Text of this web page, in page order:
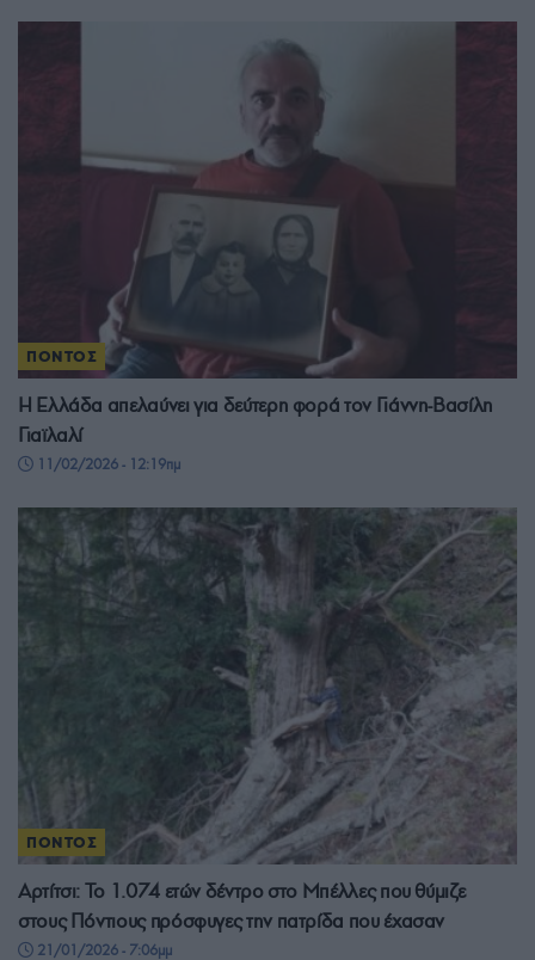
ΠΟΝΤΟΣ
Η Ελλάδα απελαύνει για δεύτερη φορά τον Γιάννη-Βασίλη
Γιαϊλαλί
11/02/2026 - 12:19πμ
ΠΟΝΤΟΣ
Αρτίτσι: Το 1.074 ετών δέντρο στο Μπέλλες που θύμιζε
στους Πόντιους πρόσφυγες την πατρίδα που έχασαν
21/01/2026 - 7:06μμ